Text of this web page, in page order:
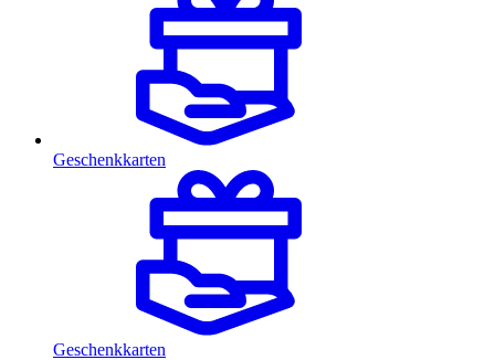
Geschenkkarten
Geschenkkarten